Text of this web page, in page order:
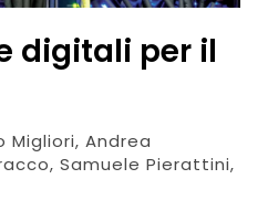
digitali per il
Migliori, Andrea
Samuele Pierattini,